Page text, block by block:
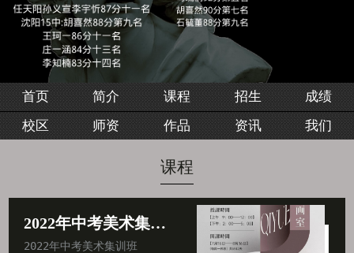
师资
作品
资讯
首页 简介 课程 招生
成绩
校区
师资 作品 资讯 我们
课程
2022年中考美术集训班
2022年中考美术集训班